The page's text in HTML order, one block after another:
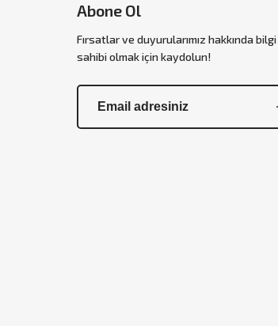
Abone Ol
Fırsatlar ve duyurularımız hakkında bilgi
sahibi olmak için kaydolun!